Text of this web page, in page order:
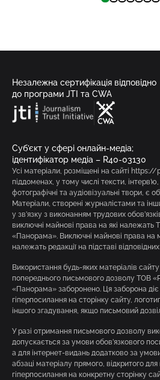
Незалежна сертифікація відповідно
до програми JTI та CWA
Суб’єкт у сфері онлайн-медіа;
ідентифікатор медіа – R40-03130
Усі матеріали, розміщені на сайті
піддоменах, у тому числі тексти,
фотографічні та аудіовізуальні твори, є
Матеріали, створені журналістами та
у зв’язку з виконанням трудових
виключні майнові права на які належать
«Панорама». Виключні майнові права на
належать редакції на підставі
Використання будь-яких матеріалів
попереднього письмового дозволу ТОВ
«Панорама» заборонено. Ця заборона діє
гіперпосилання на сторінку сайту,
іншого згадування, якщо письмовий
У разі отримання письмового дозволу
допускається за умови обов’язкового
а для інтернет-видань додатково за
абзаці матеріалу прямого, відкритого
гіперпосилання на конкретну сторінку